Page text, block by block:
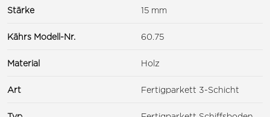
Stärke 15 mm
Kährs Modell-Nr. 60.75
Material Holz
Art Fertigparkett 3-Schicht